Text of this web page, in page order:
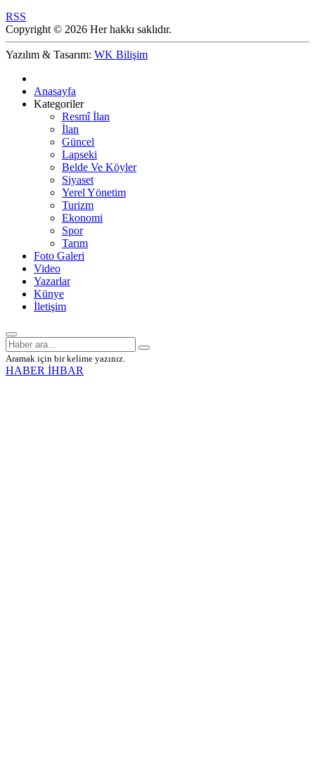
RSS
Copyright © 2026 Her hakkı saklıdır.
Yazılım & Tasarım: WK Bilişim
Anasayfa
Kategoriler
Resmî İlan
İlan
Güncel
Lapseki
Belde Ve Köyler
Siyaset
Yerel Yönetim
Turizm
Ekonomi
Spor
Tarım
Foto Galeri
Video
Yazarlar
Künye
İletişim
Aramak için bir kelime yazınız.
HABER İHBAR